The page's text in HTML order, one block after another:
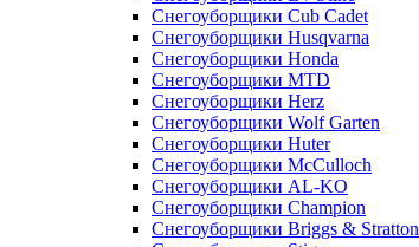
Снегоуборщики Cub Cadet
Снегоуборщики Husqvarna
Снегоуборщики Honda
Снегоуборщики MTD
Снегоуборщики Herz
Снегоуборщики Wolf Garten
Снегоуборщики Huter
Снегоуборщики McCulloch
Снегоуборщики AL-KO
Снегоуборщики Champion
Снегоуборщики Briggs & Stratton